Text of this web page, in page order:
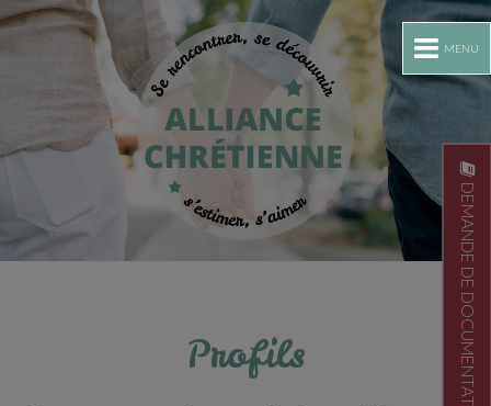
MENU
DEMANDE DE DOCUMENTATION
Profils